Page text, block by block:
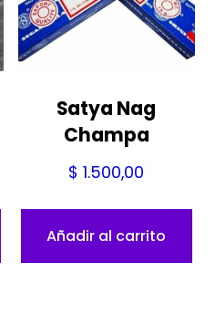
Satya Nag
Champa
$ 1.500,00
Añadir al carrito